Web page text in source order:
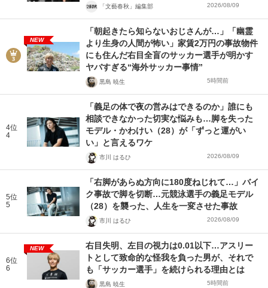
「文藝春秋」編集部 2026/08/09
NEW
「朝起きたら知らないおじさんが…」「幽霊
より生身の人間が怖い」家賃2万円の事故物件
にも住んだ右目全盲のサッカー選手が明かす
ヤバすぎる“海外サッカー事情”
黒島 暁生 5時間前
4位
4
「義足の体で夜の営みはできるのか」誰にも
相談できなかった切実な悩みも…脚を失った
モデル・かわけい（28）が「ずっと運がい
い」と言えるワケ
市川 はるひ 2026/08/09
5位
5
「右脚があらぬ方向に180度ねじれて…」バイ
ク事故で脚を切断…元競泳選手の義足モデル
（28）を襲った、人生を一変させた事故
市川 はるひ 2026/08/09
6位
6
NEW
右目失明、左目の視力は0.01以下…アスリー
トとして致命的な怪我を負った男が、それで
も「サッカー選手」を続けられる理由とは
黒島 暁生 5時間前